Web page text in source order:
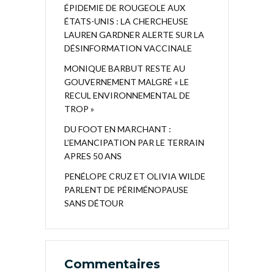
ÉPIDEMIE DE ROUGEOLE AUX
ÉTATS-UNIS : LA CHERCHEUSE
LAUREN GARDNER ALERTE SUR LA
DÉSINFORMATION VACCINALE
MONIQUE BARBUT RESTE AU
GOUVERNEMENT MALGRÉ « LE
RECUL ENVIRONNEMENTAL DE
TROP »
DU FOOT EN MARCHANT :
L’EMANCIPATION PAR LE TERRAIN
APRES 50 ANS
PENÉLOPE CRUZ ET OLIVIA WILDE
PARLENT DE PÉRIMÉNOPAUSE
SANS DÉTOUR
Commentaires